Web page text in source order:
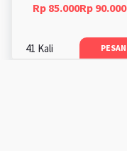
Rp 85.000Rp 90.000
41 Kali PESAN